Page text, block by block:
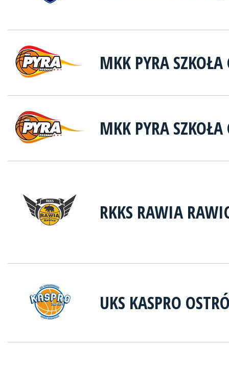
MKK PYRA
MKK PYRA
RKKS RAWIA
UKS KASPRO